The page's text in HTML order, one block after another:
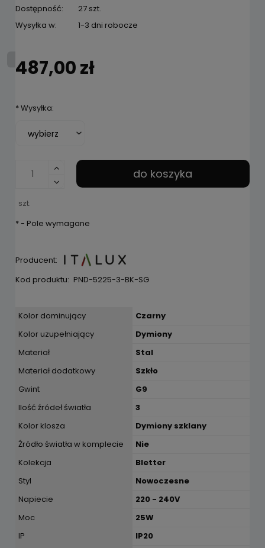
Dostępność:
27 szt.
Wysyłka w:
1-3 dni robocze
487,00 zł
*Wysyłka:
szt.
do koszyka
*- Pole wymagane
Producent:
Kod produktu: PND-5225-3-BK-SG
Kolor dominujący
Czarny
Kolor uzupełniający
Dymiony
Materiał
Stal
Materiał dodatkowy
Szkło
Gwint
G9
Ilość źródeł światła
3
Kolor klosza
Dymiony szklany
Źródło światła w komplecie
Nie
Kolekcja
Bletter
Styl
Nowoczesne
Napiecie
220 - 240V
Moc
25W
IP
IP20